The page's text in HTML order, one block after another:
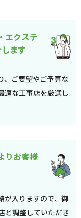
エクステ
ます
、ご要望やご予算な
適な工事店を厳選し
りお客様
が入りますので、御
と調整していただき